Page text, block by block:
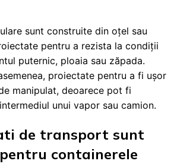
sunt construite din oțel sau
pentru a rezista la condiții
puternic, ploaia sau zăpada.
proiectate pentru a fi ușor
manipulat, deoarece pot fi
unui vapor sau camion.
de transport sunt
containerele